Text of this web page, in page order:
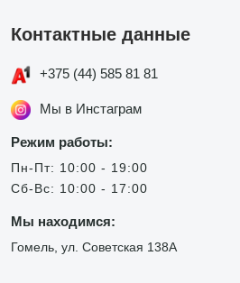
Контактные данные
+375 (44) 585 81 81
Мы в Инстаграм
Режим работы:
Пн-Пт: 10:00 - 19:00
Сб-Вс: 10:00 - 17:00
Мы находимся:
Гомель, ул. Советская 138А